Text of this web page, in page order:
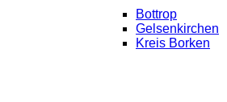
Bottrop
Gelsenkirchen
Kreis Borken